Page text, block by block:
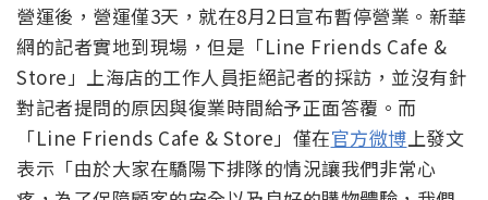
營運後，營運僅3天，就在8月2日宣布暫停營業。新華
網的記者實地到現場，但是「Line Friends Cafe &
Store」上海店的工作人員拒絕記者的採訪，並沒有針
對記者提問的原因與復業時間給予正面答覆。而
「Line Friends Cafe & Store」僅在官方微博 上發文
表示「由於大家在驕陽下排隊的情況讓我們非常心